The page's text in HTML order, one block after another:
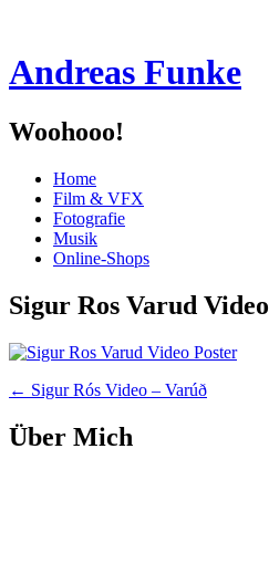
Andreas Funke
Woohooo!
Menü
Zum
Inhalt
springen
Home
Film & VFX
Fotografie
Musik
Online-Shops
Sigur Ros Varud Video
Beitragsnavigation
← Sigur Rós Video – Varúð
Über Mich